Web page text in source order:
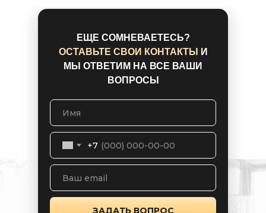
ЕЩЕ СОМНЕВАЕТЕСЬ?
ОСТАВЬТЕ СВОИ КОНТАКТЫ
И
МЫ ОТВЕТИМ НА ВСЕ ВАШИ
ВОПРОСЫ
+7
ЗАДАТЬ ВОПРОС